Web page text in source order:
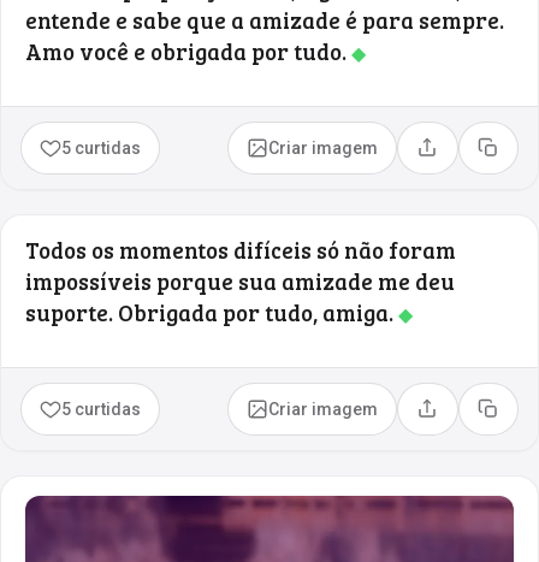
entende e sabe que a amizade é para sempre.
Amo você e obrigada por tudo.◆
5 curtidas Criar imagem Compartilhar
Copiar
Todos os momentos difíceis só não foram
impossíveis porque sua amizade me deu
suporte. Obrigada por tudo, amiga.◆
5 curtidas Criar imagem Compartilhar
Copiar